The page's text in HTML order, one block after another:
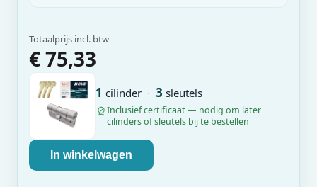
Totaalprijs incl. btw
€ 75,33
1 cilinder · 3 sleutels
Inclusief certificaat — nodig om later
cilinders of sleutels bij te bestellen
In winkelwagen